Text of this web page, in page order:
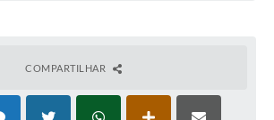
COMPARTILHAR